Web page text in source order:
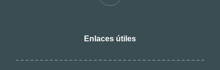
Enlaces útiles